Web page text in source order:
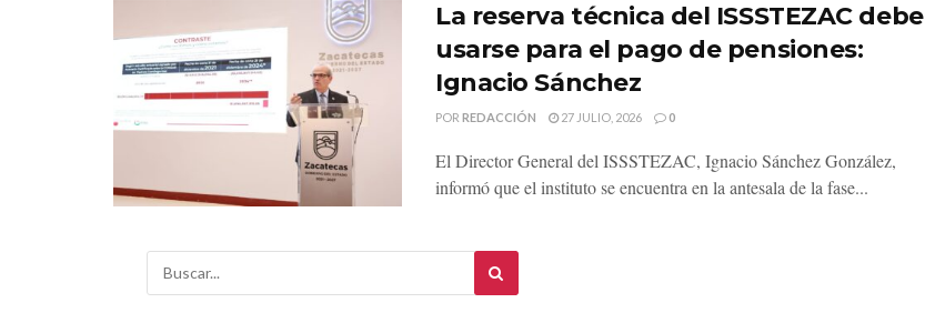
La reserva técnica del ISSSTEZAC debe
usarse para el pago de pensiones:
Ignacio Sánchez
POR REDACCIÓN 27 JULIO, 2026 0
El Director General del ISSSTEZAC, Ignacio Sánchez González,
informó que el instituto se encuentra en la antesala de la fase...